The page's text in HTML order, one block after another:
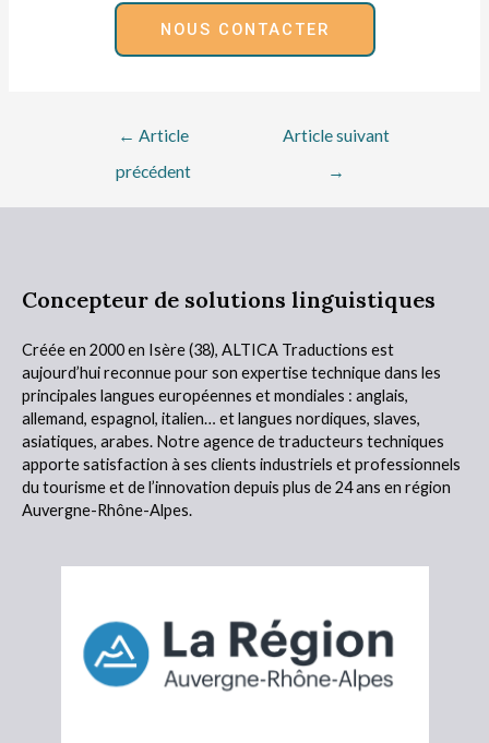
NOUS CONTACTER
← Article
précédent
Article suivant
→
Concepteur de solutions linguistiques
Créée en 2000 en Isère (38), ALTICA Traductions est
aujourd’hui reconnue pour son expertise technique dans les
principales langues européennes et mondiales : anglais,
allemand, espagnol, italien… et langues nordiques, slaves,
asiatiques, arabes. Notre agence de traducteurs techniques
apporte satisfaction à ses clients industriels et professionnels
du tourisme et de l’innovation depuis plus de 24 ans en région
Auvergne-Rhône-Alpes.